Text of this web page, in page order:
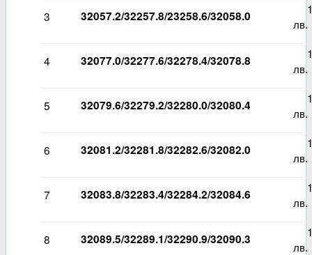
3 32057.2/32257.8/23258.6/32058.0
лв.
4 32077.0/32277.6/32278.4/32078.8
лв.
5 32079.6/32279.2/32280.0/32080.4
лв.
6 32081.2/32281.8/32282.6/32082.0
лв.
7 32083.8/32283.4/32284.2/32084.6
лв.
8 32089.5/32289.1/32290.9/32090.3
лв.